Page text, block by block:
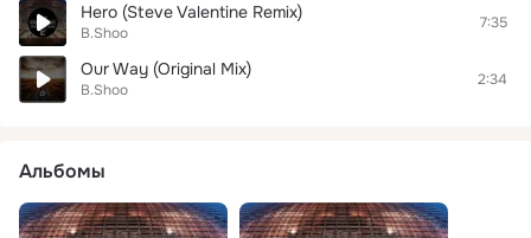
Hero (Steve Valentine Remix)
B.Shoo
7:35
Our Way (Original Mix)
B.Shoo
2:34
Альбомы